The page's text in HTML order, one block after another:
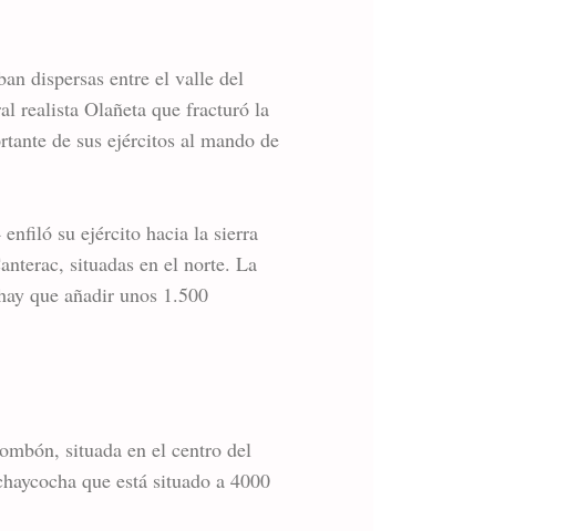
dispersas entre el valle del
realista Olañeta que fracturó la
de sus ejércitos al mando de
su ejército hacia la sierra
situadas en el norte. La
que añadir unos 1.500
situada en el centro del
que está situado a 4000